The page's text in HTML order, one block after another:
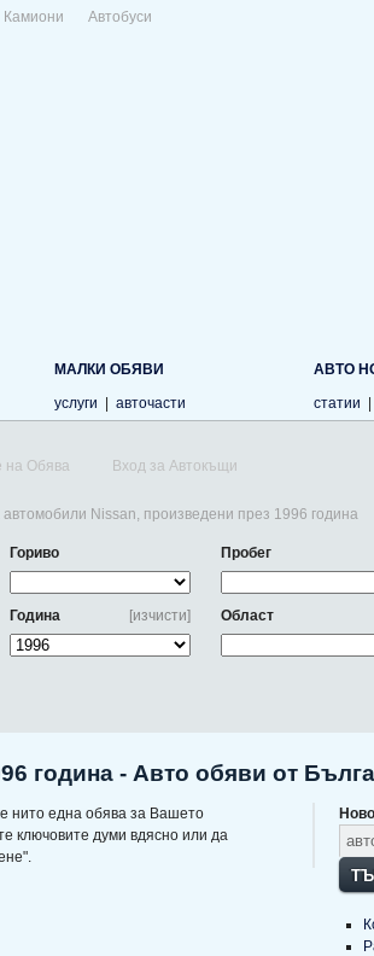
Камиони Автобуси
МАЛКИ ОБЯВИ
услуги
авточасти
АВТО
статии
на Обява Вход за Автокъщи
автомобили Nissan, произведени през 1996 година
Гориво
[изчисти]
Година
Пробег
Област
година - Авто обяви от
нито една обява за Вашето
ключовите думи вдясно или да